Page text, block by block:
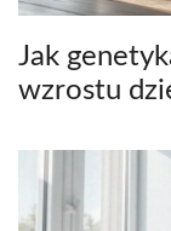
Jak
wzrostu